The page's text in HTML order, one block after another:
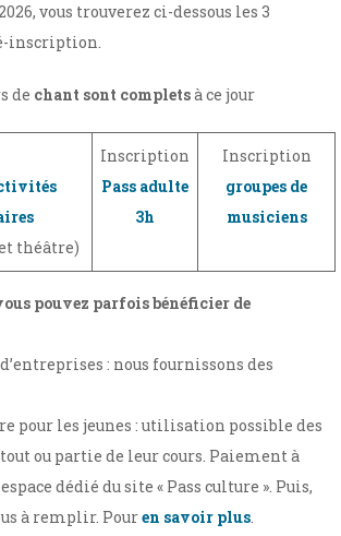
vous trouverez ci-dessous les 3
inscription.
de chant sont completsà ce jour
théâtre)
Inscription
Pass adulte
3h
Inscription
groupes de
musiciens
pouvez parfois bénéficier de
: nous fournissons des
pour les jeunes : utilisation possible des
ou partie de leur cours. Paiement à
dédié du site « Pass culture ». Puis,
à remplir. Pouren savoir plus.